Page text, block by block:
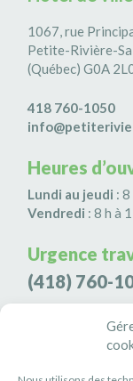
1067, rue
Petite-Rivière-
(Québec) G0A
418 760-1050
Heures
Lundi au jeudi :
Vendredi : 8 h à
Urgence
(418) 760-
Agence de
(418) 808-